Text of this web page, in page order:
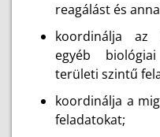
reagálást és
koordinálja az
egyéb
területi szintű
koordinálja a
feladatokat;